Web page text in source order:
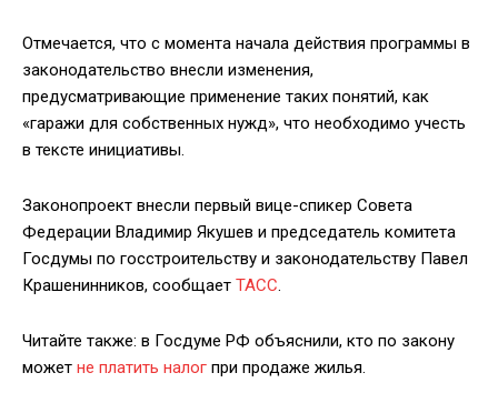
Отмечается, что с момента начала действия программы в
законодательство внесли изменения,
предусматривающие применение таких понятий, как
«гаражи для собственных нужд», что необходимо учесть
в тексте инициативы.
Законопроект внесли первый вице-спикер Совета
Федерации Владимир Якушев и председатель комитета
Госдумы по госстроительству и законодательству Павел
Крашенинников, сообщает ТАСС.
Читайте также: в Госдуме РФ объяснили, кто по закону
может не платить налог при продаже жилья.